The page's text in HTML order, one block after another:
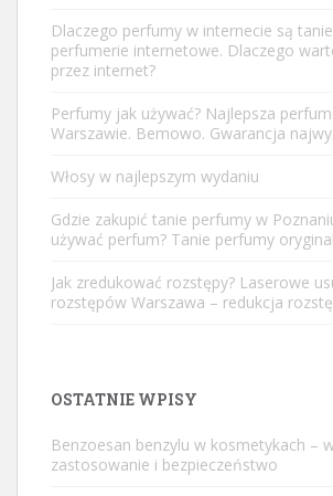
Dlaczego perfumy w internecie są
perfumerie internetowe. Dlaczego
przez internet?
Perfumy jak używać? Najlepsza
Warszawie. Bemowo. Gwarancja
Włosy w najlepszym wydaniu
Gdzie zakupić tanie perfumy w
używać perfum? Tanie perfumy
Jak zredukować rozstępy? Laserowe
rozstępów Warszawa – redukcja
OSTATNIE WPISY
Benzoesan benzylu w kosmetykach –
zastosowanie i bezpieczeństwo